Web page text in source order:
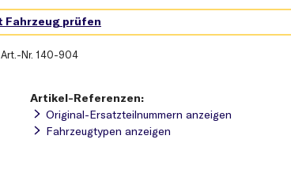
Art.-Nr. 140-904
Artikel-Referenzen:
Original-Ersatzteilnummern anzeigen
Fahrzeugtypen anzeigen